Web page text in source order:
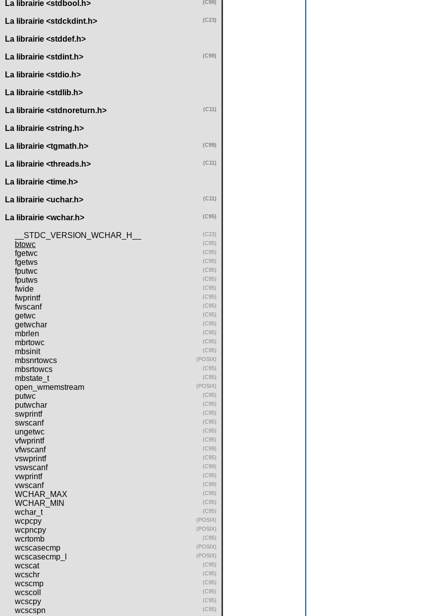
La librairie <stdbool.h> (C99)
La librairie <stdckdint.h> (C23)
La librairie <stddef.h>
La librairie <stdint.h> (C99)
La librairie <stdio.h>
La librairie <stdlib.h>
La librairie <stdnoreturn.h> (C11)
La librairie <string.h>
La librairie <tgmath.h> (C99)
La librairie <threads.h> (C11)
La librairie <time.h>
La librairie <uchar.h> (C11)
La librairie <wchar.h> (C95)
__STDC_VERSION_WCHAR_H__ (C23)
btowc (C95)
fgetwc (C95)
fgetws (C95)
fputwc (C95)
fputws (C95)
fwide (C95)
fwprintf (C95)
fwscanf (C95)
getwc (C95)
getwchar (C95)
mbrlen (C95)
mbrtowc (C95)
mbsinit (C95)
mbsnrtowcs (POSIX)
mbsrtowcs (C95)
mbstate_t (C95)
open_wmemstream (POSIX)
putwc (C95)
putwchar (C95)
swprintf (C95)
swscanf (C95)
ungetwc (C95)
vfwprintf (C95)
vfwscanf (C99)
vswprintf (C95)
vswscanf (C99)
vwprintf (C95)
vwscanf (C99)
WCHAR_MAX (C95)
WCHAR_MIN (C95)
wchar_t (C95)
wcpcpy (POSIX)
wcpncpy (POSIX)
wcrtomb (C95)
wcscasecmp (POSIX)
wcscasecmp_l (POSIX)
wcscat (C95)
wcschr (C95)
wcscmp (C95)
wcscoll (C95)
wcscpy (C95)
wcscspn (C95)